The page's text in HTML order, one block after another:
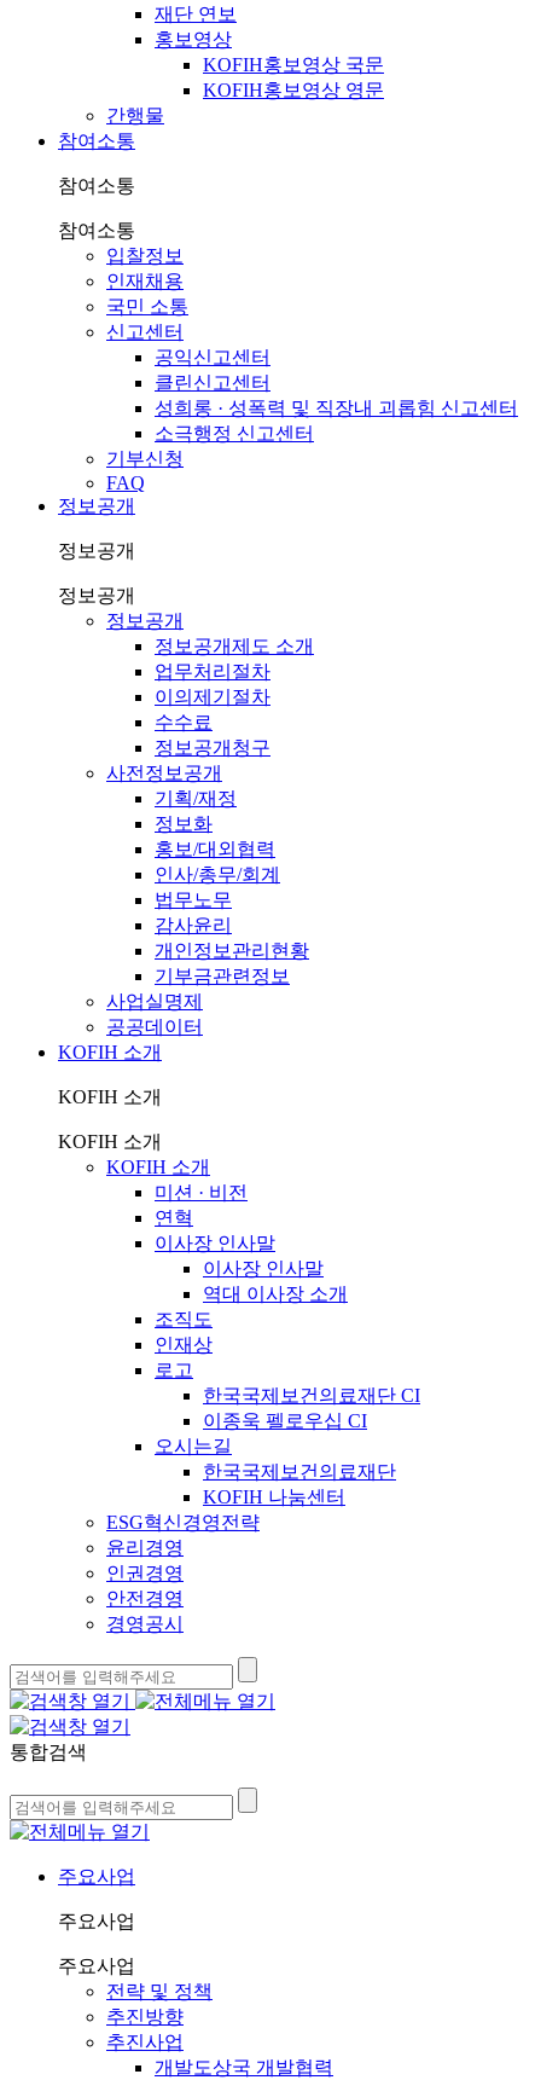
재단 연보
홍보영상
KOFIH홍보영상 국문
KOFIH홍보영상 영문
간행물
참여소통
참여소통
참여소통
입찰정보
인재채용
국민 소통
신고센터
공익신고센터
클린신고센터
성희롱 · 성폭력 및 직장내 괴롭힘 신고센터
소극행정 신고센터
기부신청
FAQ
정보공개
정보공개
정보공개
정보공개
정보공개제도 소개
업무처리절차
이의제기절차
수수료
정보공개청구
사전정보공개
기획/재정
정보화
홍보/대외협력
인사/총무/회계
법무노무
감사윤리
개인정보관리현황
기부금관련정보
사업실명제
공공데이터
KOFIH 소개
KOFIH 소개
KOFIH 소개
KOFIH 소개
미션 · 비전
연혁
이사장 인사말
이사장 인사말
역대 이사장 소개
조직도
인재상
로고
한국국제보건의료재단 CI
이종욱 펠로우십 CI
오시는길
한국국제보건의료재단
KOFIH 나눔센터
ESG혁신경영전략
윤리경영
인권경영
안전경영
경영공시
통합검색
주요사업
주요사업
주요사업
전략 및 정책
추진방향
추진사업
개발도상국 개발협력